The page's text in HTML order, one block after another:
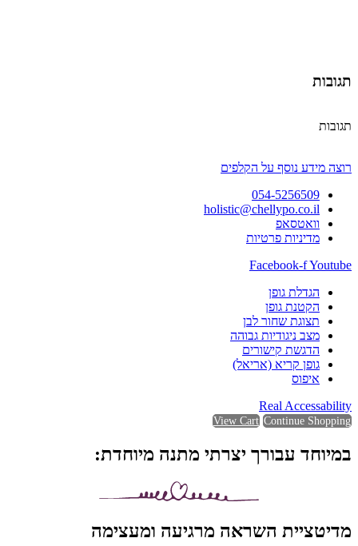
תגובות
תגובות
רוצה מידע נוסף על הקלפים
054-5256509
holistic@chellypo.co.il
וואטסאפ
מדיניות פרטיות
Facebook-fYoutube
הגדלת גופן
הקטנת גופן
תצוגת שחור לבן
מצב ניגודיות גבוהה
הדגשת קישורים
גופן קריא (אריאל)
איפוס
Real Accessability
View Cart Continue Shopping
במיוחד עבורך יצרתי מתנה מיוחדת:
מדיטציית השראה מרגיעה ומעצימה